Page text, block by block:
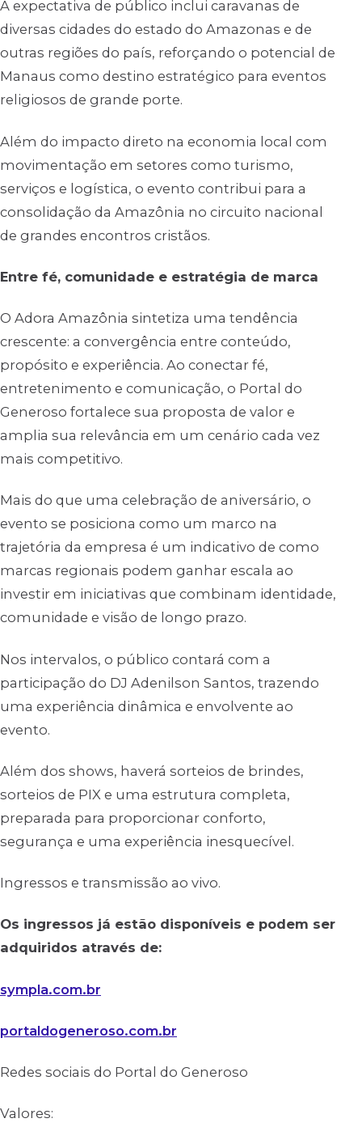
A expectativa de público inclui caravanas de
diversas cidades do estado do Amazonas e de
outras regiões do país, reforçando o potencial de
Manaus como destino estratégico para eventos
religiosos de grande porte.
Além do impacto direto na economia local com
movimentação em setores como turismo,
serviços e logística, o evento contribui para a
consolidação da Amazônia no circuito nacional
de grandes encontros cristãos.
Entre fé, comunidade e estratégia de marca
O Adora Amazônia sintetiza uma tendência
crescente: a convergência entre conteúdo,
propósito e experiência. Ao conectar fé,
entretenimento e comunicação, o Portal do
Generoso fortalece sua proposta de valor e
amplia sua relevância em um cenário cada vez
mais competitivo.
Mais do que uma celebração de aniversário, o
evento se posiciona como um marco na
trajetória da empresa é um indicativo de como
marcas regionais podem ganhar escala ao
investir em iniciativas que combinam identidade,
comunidade e visão de longo prazo.
Nos intervalos, o público contará com a
participação do DJ Adenilson Santos, trazendo
uma experiência dinâmica e envolvente ao
evento.
Além dos shows, haverá sorteios de brindes,
sorteios de PIX e uma estrutura completa,
preparada para proporcionar conforto,
segurança e uma experiência inesquecível.
Ingressos e transmissão ao vivo.
Os ingressos já estão disponíveis e podem ser
adquiridos através de:
sympla.com.br
portaldogeneroso.com.br
Redes sociais do Portal do Generoso
Valores: